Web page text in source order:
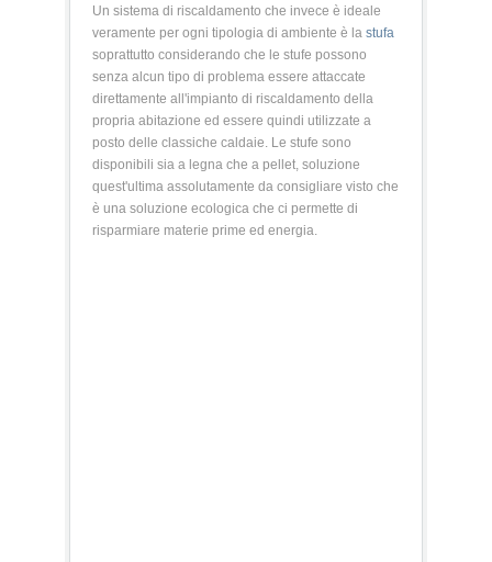
Un sistema di riscaldamento che invece è ideale
veramente per ogni tipologia di ambiente è la stufa
soprattutto considerando che le stufe possono
senza alcun tipo di problema essere attaccate
direttamente all'impianto di riscaldamento della
propria abitazione ed essere quindi utilizzate a
posto delle classiche caldaie. Le stufe sono
disponibili sia a legna che a pellet, soluzione
quest'ultima assolutamente da consigliare visto che
è una soluzione ecologica che ci permette di
risparmiare materie prime ed energia.